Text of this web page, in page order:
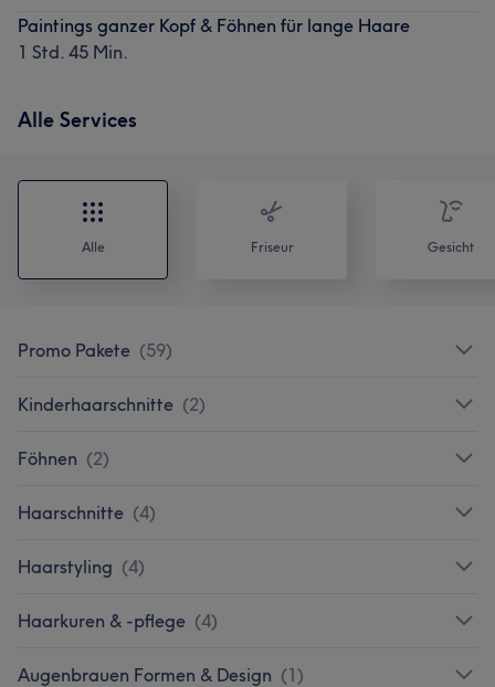
Paintings ganzer Kopf & Föhnen für lange Haare
1 Std. 45 Min.
Alle Services
Alle Friseur Gesicht
Promo Pakete (59)
Kinderhaarschnitte (2)
Föhnen (2)
Haarschnitte (4)
Haarstyling (4)
Haarkuren & -pflege (4)
Augenbrauen Formen & Design (1)